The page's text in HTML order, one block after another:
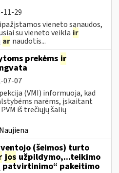
11-29
vieneto sąnaudos,
su vieneto veikla ir
ar naudotis...
prekėms ir
07-07
(VMI) informuoja, kad
narėms, įskaitant
iš trečiųjų šalių
Naujiena
(šeimos) turto
jos užpildymo,...teikimo
pakeitimo